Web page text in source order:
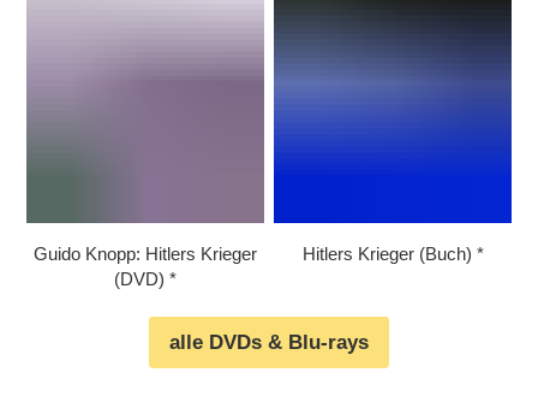
Guido Knopp: Hitlers Krieger
(DVD)
Hitlers Krieger (Buch)
alle DVDs & Blu-rays